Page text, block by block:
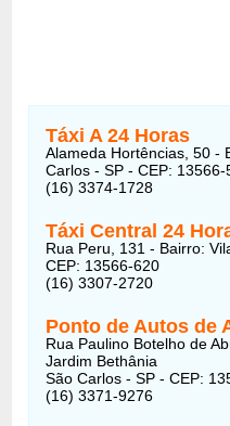
Táxi A 24 Horas
Alameda Hortências, 50 -
Carlos - SP - CEP: 13566-
(16) 3374-1728
Táxi Central 24
Rua Peru, 131 - Bairro:
CEP: 13566-620
(16) 3307-2720
Ponto de Autos de
Rua Paulino Botelho de
Jardim Bethânia
São Carlos - SP - CEP:
(16) 3371-9276